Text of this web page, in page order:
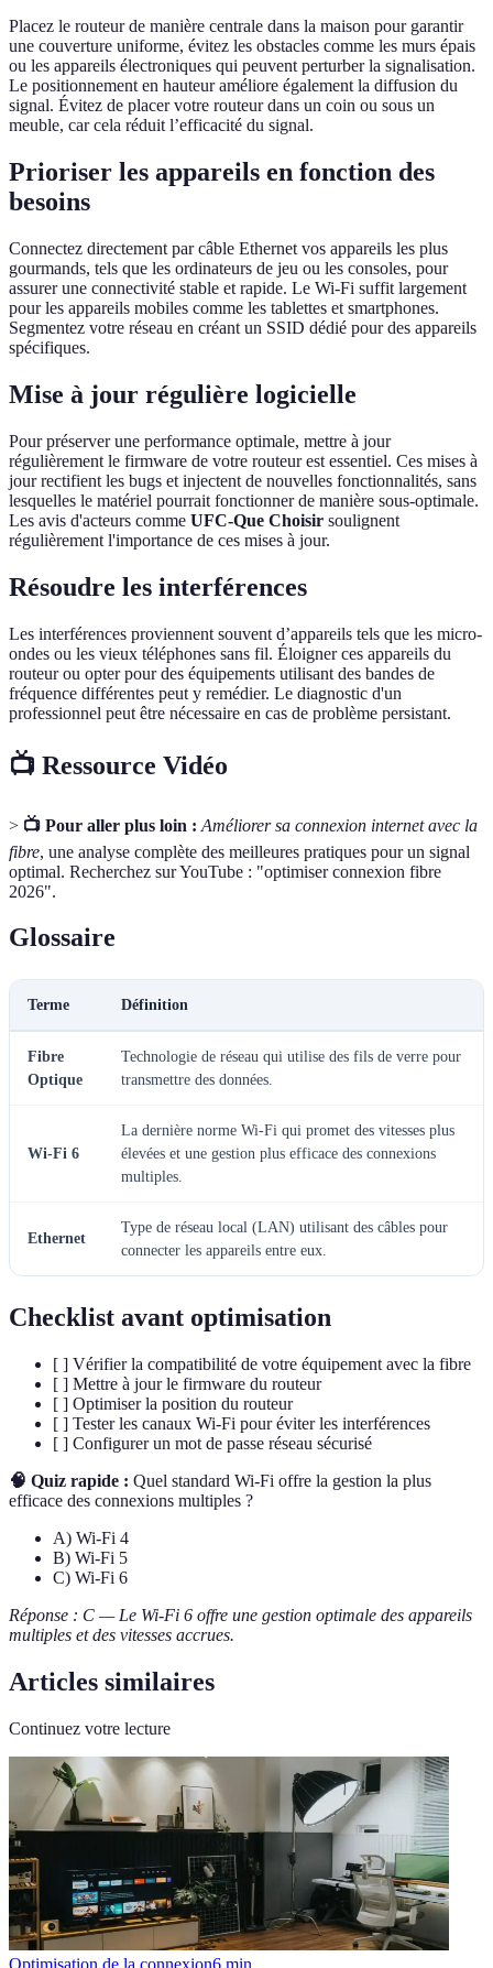
Placez le routeur de manière centrale dans la maison pour garantir
une couverture uniforme, évitez les obstacles comme les murs épais
ou les appareils électroniques qui peuvent perturber la signalisation.
Le positionnement en hauteur améliore également la diffusion du
signal. Évitez de placer votre routeur dans un coin ou sous un
meuble, car cela réduit l’efficacité du signal.
Prioriser les appareils en fonction des
besoins
Connectez directement par câble Ethernet vos appareils les plus
gourmands, tels que les ordinateurs de jeu ou les consoles, pour
assurer une connectivité stable et rapide. Le Wi-Fi suffit largement
pour les appareils mobiles comme les tablettes et smartphones.
Segmentez votre réseau en créant un SSID dédié pour des appareils
spécifiques.
Mise à jour régulière logicielle
Pour préserver une performance optimale, mettre à jour
régulièrement le firmware de votre routeur est essentiel. Ces mises à
jour rectifient les bugs et injectent de nouvelles fonctionnalités, sans
lesquelles le matériel pourrait fonctionner de manière sous-optimale.
Les avis d'acteurs comme UFC-Que Choisir soulignent
régulièrement l'importance de ces mises à jour.
Résoudre les interférences
Les interférences proviennent souvent d’appareils tels que les micro-
ondes ou les vieux téléphones sans fil. Éloigner ces appareils du
routeur ou opter pour des équipements utilisant des bandes de
fréquence différentes peut y remédier. Le diagnostic d'un
professionnel peut être nécessaire en cas de problème persistant.
📺 Ressource Vidéo
> 📺 Pour aller plus loin : Améliorer sa connexion internet avec la
fibre, une analyse complète des meilleures pratiques pour un signal
optimal. Recherchez sur YouTube : "optimiser connexion fibre
2026".
Glossaire
Terme Définition
Fibre
Optique
Technologie de réseau qui utilise des fils de verre pour
transmettre des données.
Wi-Fi 6
La dernière norme Wi-Fi qui promet des vitesses plus
élevées et une gestion plus efficace des connexions
multiples.
Ethernet
Type de réseau local (LAN) utilisant des câbles pour
connecter les appareils entre eux.
Checklist avant optimisation
[ ] Vérifier la compatibilité de votre équipement avec la fibre
[ ] Mettre à jour le firmware du routeur
[ ] Optimiser la position du routeur
[ ] Tester les canaux Wi-Fi pour éviter les interférences
[ ] Configurer un mot de passe réseau sécurisé
🧠 Quiz rapide : Quel standard Wi-Fi offre la gestion la plus
efficace des connexions multiples ?
A) Wi-Fi 4
B) Wi-Fi 5
C) Wi-Fi 6
Réponse : C — Le Wi-Fi 6 offre une gestion optimale des appareils
multiples et des vitesses accrues.
Articles similaires
Continuez votre lecture